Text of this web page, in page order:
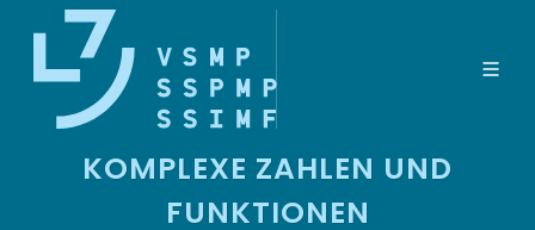
KOMPLEXE ZAHLEN UND
FUNKTIONEN